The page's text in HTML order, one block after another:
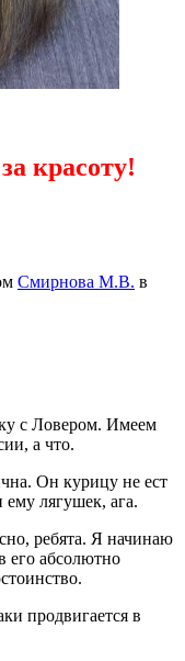
красоту!
Смирнова М.В. в
с Ловером. Имеем
а что.
Он курицу не ест
лягушек, ага.
ребята. Я начинаю
его абсолютно
продвигается в